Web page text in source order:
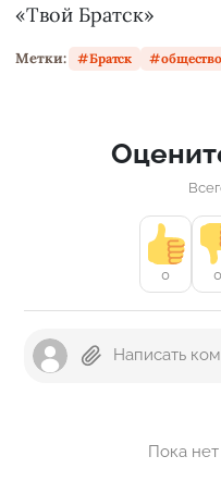
«Твой Братск»
Метки: Братск общество
0 0
Пока